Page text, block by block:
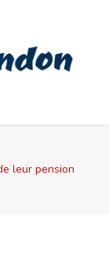
leur pension